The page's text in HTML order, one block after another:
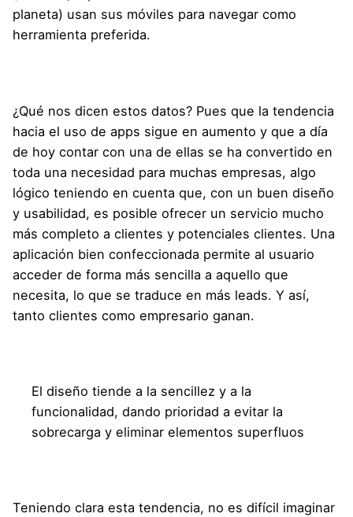
planeta) usan sus móviles para navegar como
herramienta preferida.
¿Qué nos dicen estos datos? Pues que la tendencia
hacia el uso de apps sigue en aumento y que a día
de hoy contar con una de ellas se ha convertido en
toda una necesidad para muchas empresas, algo
lógico teniendo en cuenta que, con un buen diseño
y usabilidad, es posible ofrecer un servicio mucho
más completo a clientes y potenciales clientes. Una
aplicación bien confeccionada permite al usuario
acceder de forma más sencilla a aquello que
necesita, lo que se traduce en más leads. Y así,
tanto clientes como empresario ganan.
El diseño tiende a la sencillez y a la
funcionalidad, dando prioridad a evitar la
sobrecarga y eliminar elementos superfluos
Teniendo clara esta tendencia, no es difícil imaginar